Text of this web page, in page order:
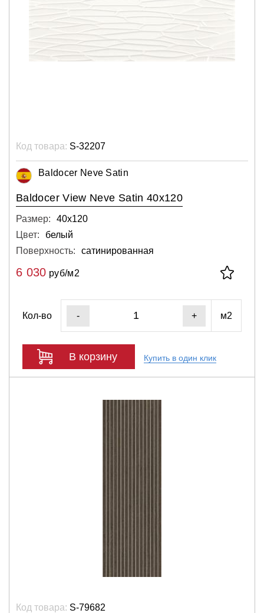
Код товара: S-32207
Baldocer Neve Satin
Baldocer View Neve Satin 40x120
Размер:
40х120
Цвет:
белый
Поверхность:
сатинированная
6 030 руб/м2
Кол-во - + м2
В корзину Купить в один клик
Код товара: S-79682